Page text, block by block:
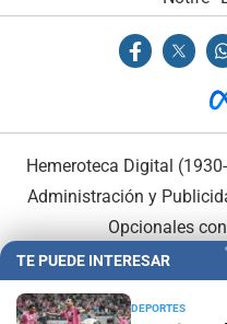
Hemeroteca Digital
Administración y
Opcionales
TE PUEDE INTERESAR
DEPORTES